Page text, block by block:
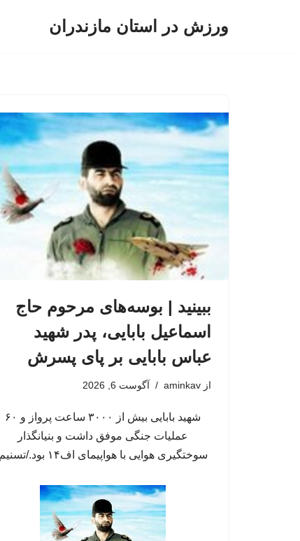
ورزش در استان مازندران
ببینید | بوسه‌های مرحوم حاج
اسماعیل بابایی، پدر شهید
عباس بابایی بر پای پسرش
از aminkav آگوست 6, 2026
شهید بابایی بیش از ۳۰۰۰ ساعت پرواز و ۶۰
عملیات جنگی موفق داشت و بنیانگذار
سوختگیری هوایی با هواپیمای اف۱۴ بود./تسنیم